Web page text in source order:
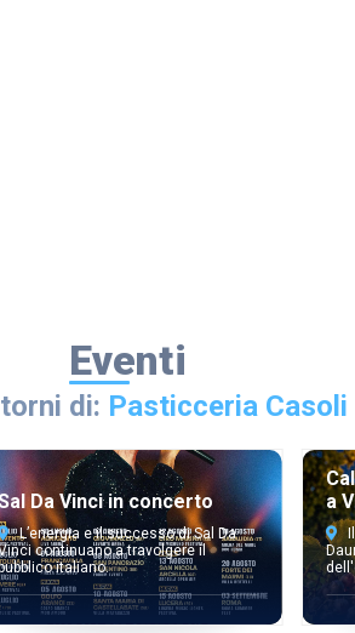
Eventi
di: Pasticceria Casoli
Da Vinci in concerto
L’energia e il successo di Sal Da
continuano a travolgere il
italiano.
a